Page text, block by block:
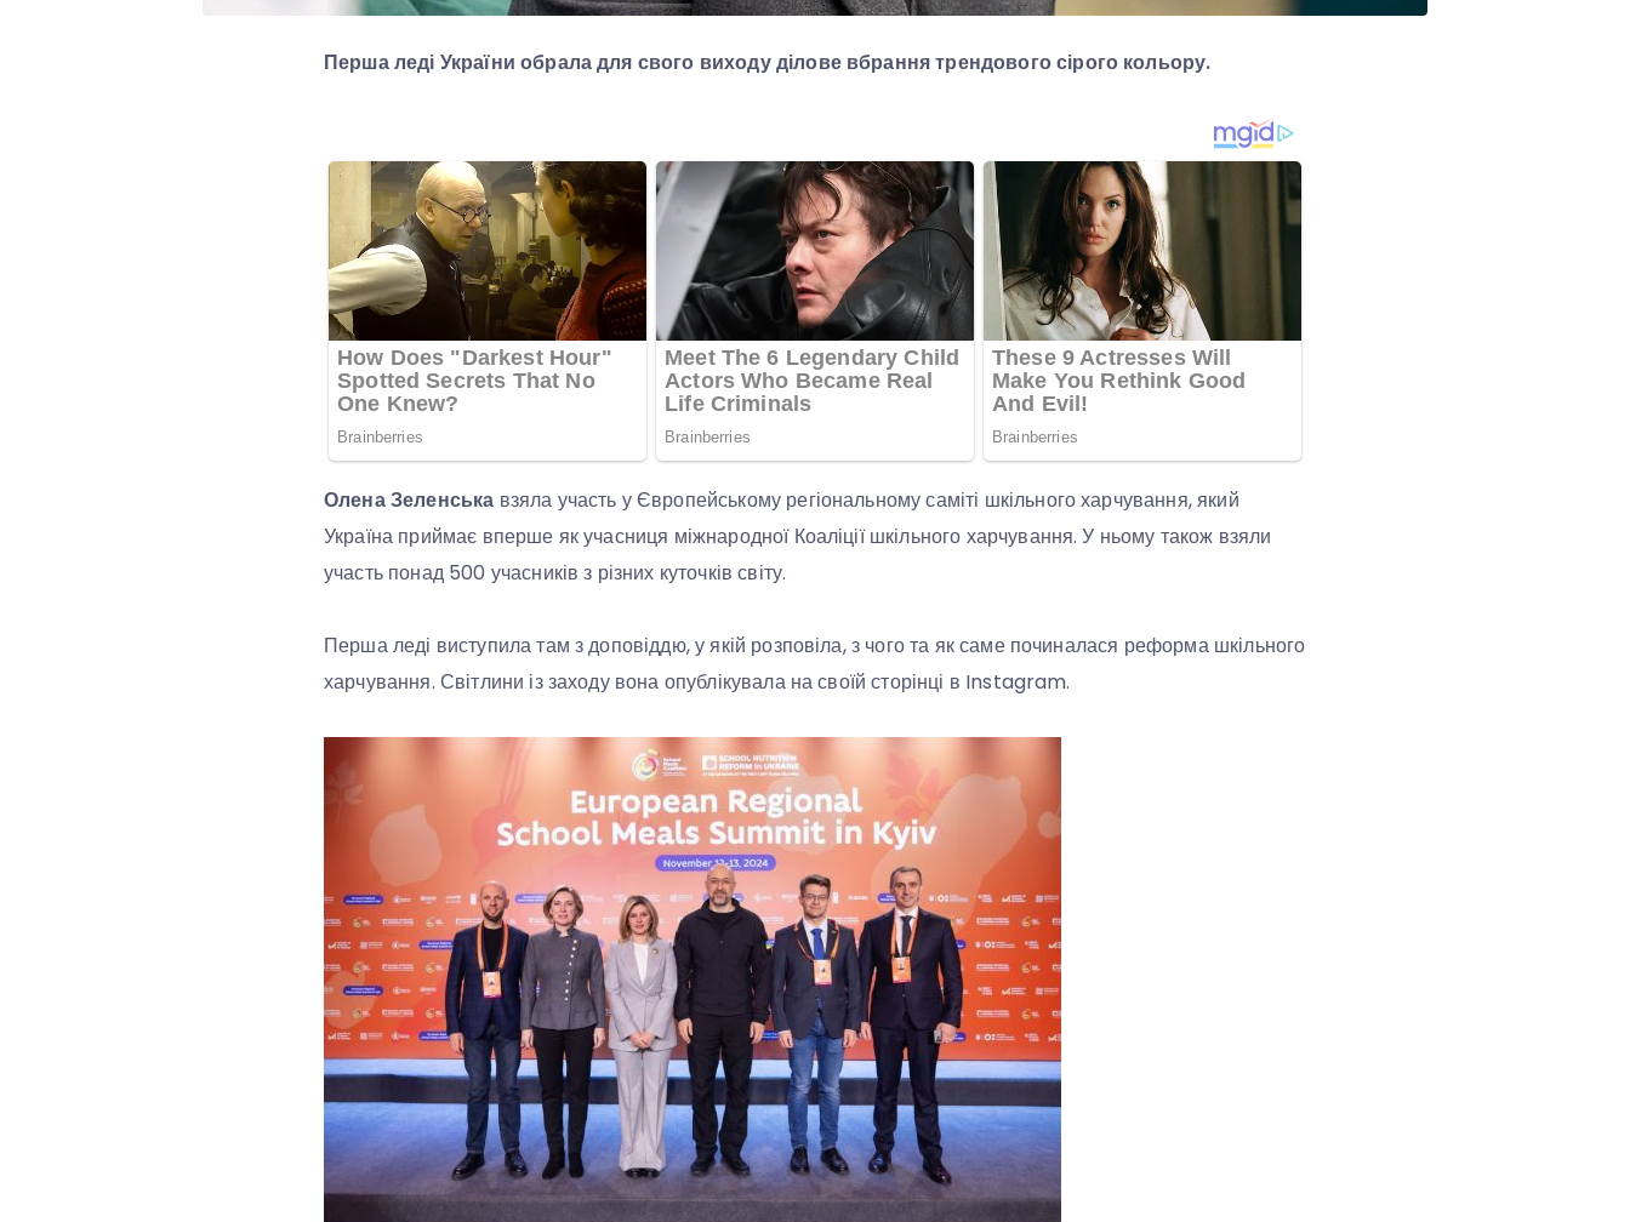
Перша леді України обрала для свого виходу ділове вбрання трендового сірого кольору.
Олена Зеленська взяла участь у Європейському регіональному саміті шкільного харчування, який
Україна приймає вперше як учасниця міжнародної Коаліції шкільного харчування. У ньому також взяли
участь понад 500 учасників з різних куточків світу.
Перша леді виступила там з доповіддю, у якій розповіла, з чого та як саме починалася реформа шкільного
харчування. Світлини із заходу вона опублікувала на своїй сторінці в Instagram.